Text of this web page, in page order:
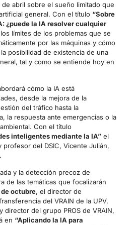
de abril sobre el sueño limitado que
general. Con el título “Sobre
¿puede la IA resolver cualquier
límites de los problemas que se
por las máquinas y cómo
posibilidad de existencia de una
tal y como se entiende hoy en
cómo la IA está
desde la mejora de la
del tráfico hasta la
la respuesta ante emergencias o la
Con el título
inteligentes mediante la IA”el
profesor del DSIC, Vicente Julián,
y la detección precoz de
de las temáticas que focalizarán
de octubre, el director de
del VRAIN de la UPV,
director del grupo PROS de VRAIN,
en “Aplicando la IA para